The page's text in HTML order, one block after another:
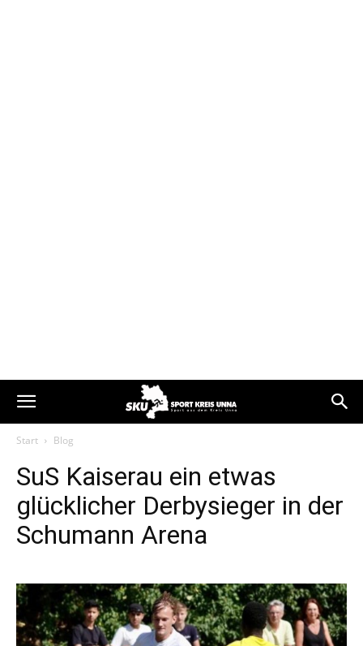
Start Blog
SuS Kaiserau ein etwas
glücklicher Derbysieger in der
Schumann Arena